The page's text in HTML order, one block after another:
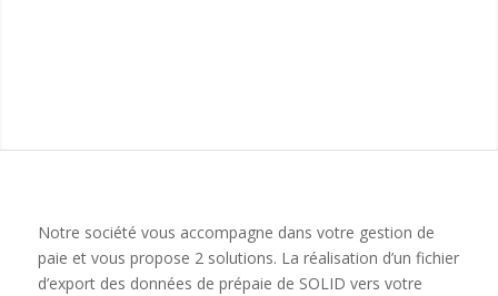
Notre société vous accompagne dans votre gestion de
paie et vous propose 2 solutions. La réalisation d’un fichier
d’export des données de prépaie de SOLID vers votre